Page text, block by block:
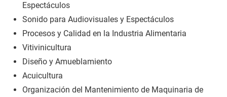
Espectáculos
Sonido para Audiovisuales y Espectáculos
Procesos y Calidad en la Industria Alimentaria
Vitivinicultura
Diseño y Amueblamiento
Acuicultura
Organización del Mantenimiento de Maquinaria de